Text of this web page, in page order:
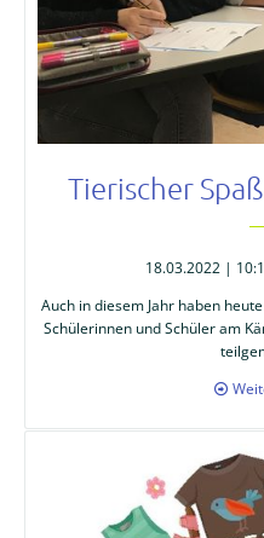
Tierischer
18.03.2022 |
Auch in diesem Jahr haben
Schülerinnen und Schüler am